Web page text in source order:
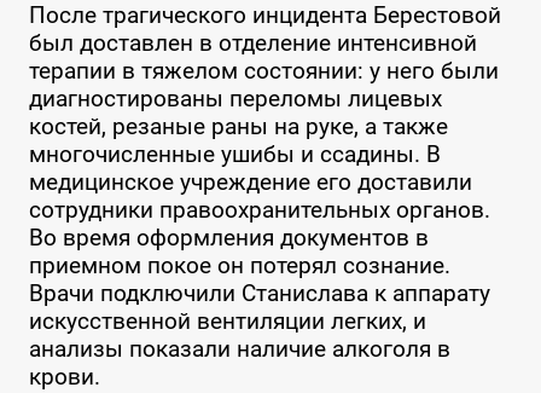
После трагического инцидента Берестовой
был доставлен в отделение интенсивной
терапии в тяжелом состоянии: у него были
диагностированы переломы лицевых
костей, резаные раны на руке, а также
многочисленные ушибы и ссадины. В
медицинское учреждение его доставили
сотрудники правоохранительных органов.
Во время оформления документов в
приемном покое он потерял сознание.
Врачи подключили Станислава к аппарату
искусственной вентиляции легких, и
анализы показали наличие алкоголя в
крови.